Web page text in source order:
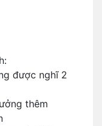
được nghĩ 2
thêm